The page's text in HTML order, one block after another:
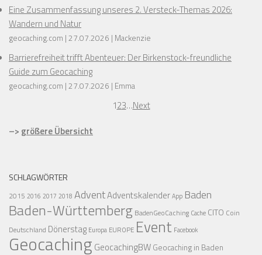
Eine Zusammenfassung unseres 2. Versteck-Themas 2026:
Wandern und Natur
geocaching.com 27.07.2026 Mackenzie
Barrierefreiheit trifft Abenteuer: Der Birkenstock-freundliche
Guide zum Geocaching
geocaching.com 27.07.2026 Emma
123…Next
–> größere Übersicht
SCHLAGWÖRTER
2015 2016 2017 2018 AdventAdventskalenderApp Baden
Baden-Württemberg BadenGeoCaching Cache CITO Coin
Deutschland Dönerstag Europa EUROPE Event Facebook
Geocaching GeocachingBW Geocaching in Baden